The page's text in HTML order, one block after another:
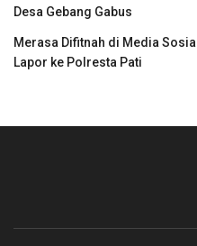
Desa Gebang Gabus
Merasa Difitnah di Media
Lapor ke Polresta Pati